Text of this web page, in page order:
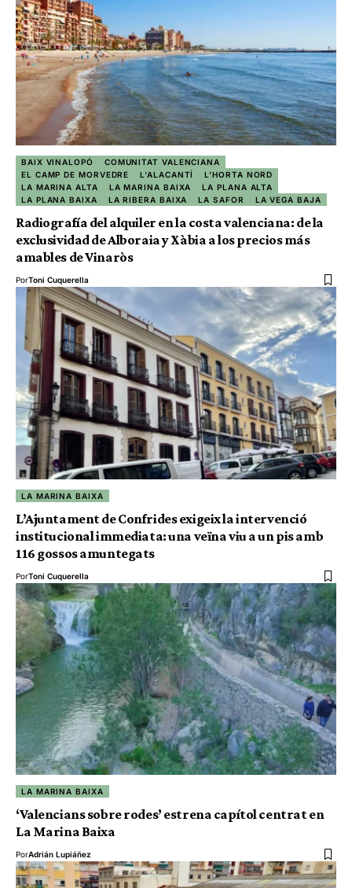
BAIX VINALOPÓ
COMUNITAT VALENCIANA
EL CAMP DE MORVEDRE
L'ALACANTÍ
L'HORTA NORD
LA MARINA ALTA
LA MARINA BAIXA
LA PLANA ALTA
LA PLANA BAIXA
LA RIBERA BAIXA LA SAFOR LA VEGA BAJA
Radiografía del alquiler en la costa valenciana: de la
exclusividad de Alboraia y Xàbia a los precios más
amables de Vinaròs
PorToni Cuquerella
LA MARINA BAIXA
L’Ajuntament de Confrides exigeix la intervenció
institucional immediata: una veïna viu a un pis amb
116 gossos amuntegats
PorToni Cuquerella
LA MARINA BAIXA
‘Valencians sobre rodes’ estrena capítol centrat en
La Marina Baixa
PorAdrián Lupiáñez